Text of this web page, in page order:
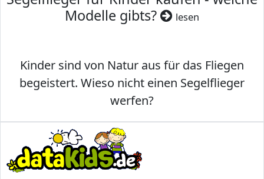
Modelle gibts?
lesen
Kinder sind von Natur aus für das Fliegen
begeistert. Wieso nicht einen Segelflieger
werfen?